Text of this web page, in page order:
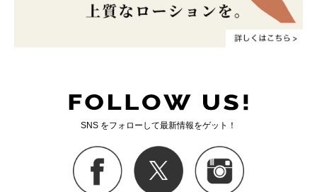
SNS をフォローして最新情報をゲット！